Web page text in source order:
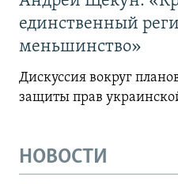
единственный
меньшинство»
Дискуссия вокруг
защиты прав
НОВОСТИ